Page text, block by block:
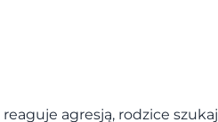
agresją, rodzice